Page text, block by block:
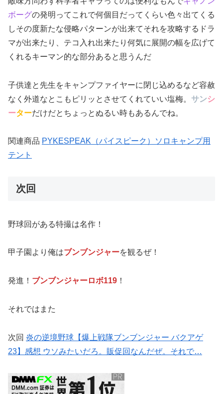
ボーグの発明ってこれで何個目だってくらい色々出てくる
しその度新たな侵略パターンが出来てそれを攻略するドラ
マが出来たり、テコ入れ出来たり何気に展開の幅を広げて
くれるキーマン的な部分あると思うんだ
子供達と先生をキャンプファイヤーに閉じ込めるなど容赦
なく外道なとこもピリッとさせてくれていい塩梅。 サンシ
ーターだけだとちょっとぬるい時もあるんでね。
関連商品 PYKESPEAK（パイスピーク）ソロキャンプ用
テント
次回
野球回がある特撮は名作！
甲子園より俺はブンブンジャーを観るぜ！
発進！ ブンブンジャーロボ119 ！
それではまた
次回 炎の逆境野球【爆上戦隊ブンブンジャー バクアゲ
23】感想 ウソみたいだろ。販促回なんだぜ。それで…